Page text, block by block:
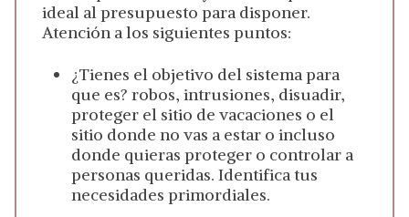
ideal al presupuesto para disponer.
Atención a los siguientes puntos:
¿Tienes el objetivo del sistema para
que es? robos, intrusiones, disuadir,
proteger el sitio de vacaciones o el
sitio donde no vas a estar o incluso
donde quieras proteger o controlar a
personas queridas. Identifica tus
necesidades primordiales.